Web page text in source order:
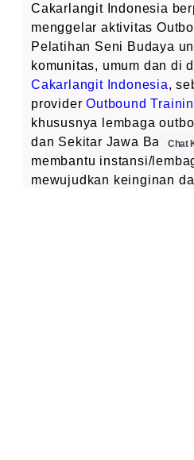
Cakarlangit Indonesia
menggelar aktivitas
Pelatihan Seni Budaya
komunitas, umum dan di
Cakarlangit Indonesia,
providerOutbound
khususnya lembaga
dan Sekitar Jawa Barat,
membantu instansi/
mewujudkan keinginan
Chat